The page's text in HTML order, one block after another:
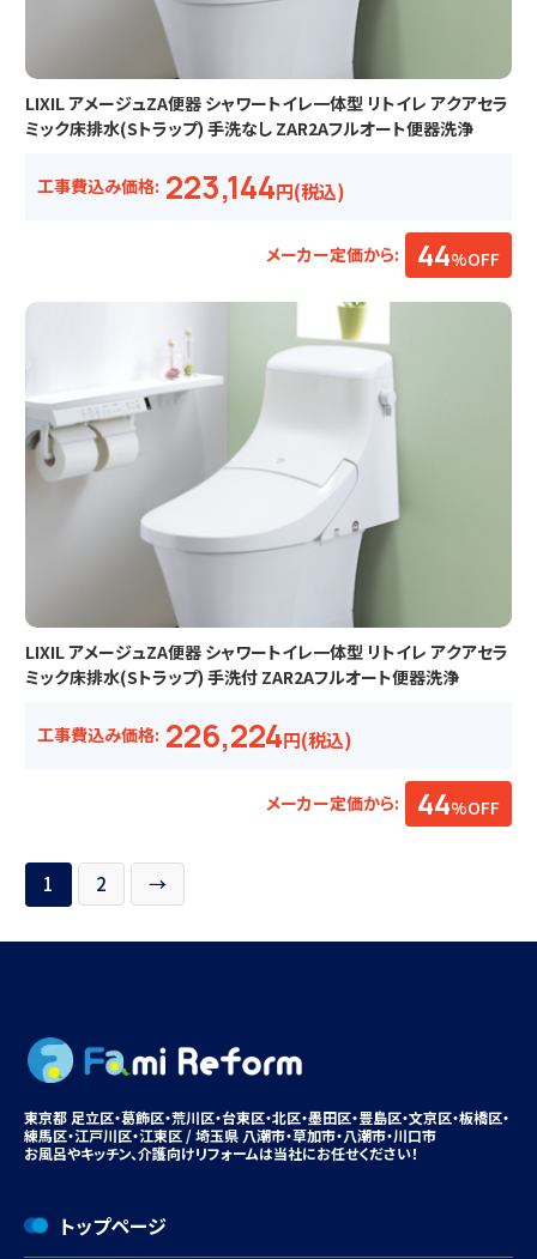
LIXIL アメージュZA便器 シャワートイレ一体型 リトイレ アクアセラ
ミック床排水(Sトラップ) 手洗なし ZAR2Aフルオート便器洗浄
工事費込み価格: 223,144円(税込)
メーカー定価から: 44%OFF
LIXIL アメージュZA便器 シャワートイレ一体型 リトイレ アクアセラ
ミック床排水(Sトラップ) 手洗付 ZAR2Aフルオート便器洗浄
工事費込み価格: 226,224円(税込)
メーカー定価から: 44%OFF
1 2 →
東京都 足立区・葛飾区・荒川区・台東区・北区・墨田区・豊島区・文京区・板橋区・
練馬区・江戸川区・江東区 / 埼玉県 八潮市・草加市・八潮市・川口市
お風呂やキッチン、介護向けリフォームは当社にお任せください！
トップページ